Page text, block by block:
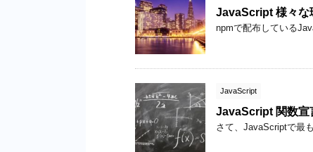
JavaScript 様々な
npmで配布している
JavaScript
JavaScript 関数宣
さて、JavaScriptで最